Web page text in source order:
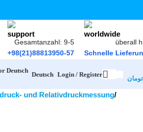
Gesamtanzahl: 9-5
+98(21)88813950-57
überall
Schnelle
Deutsch Login / Register
تومان
und Relativdruckmessung